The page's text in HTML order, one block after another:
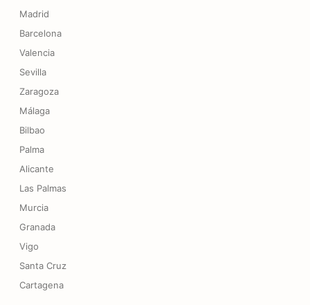
Madrid
Barcelona
Valencia
Sevilla
Zaragoza
Málaga
Bilbao
Palma
Alicante
Las Palmas
Murcia
Granada
Vigo
Santa Cruz
Cartagena